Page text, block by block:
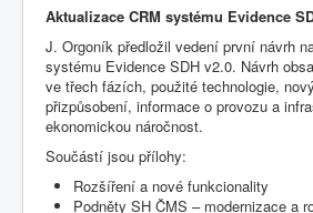
Aktualizace CRM systému Evidence
J. Orgoník předložil vedení první návrh
systému Evidence SDH v2.0. Návrh
ve třech fázích, použité technologie,
přizpůsobení, informace o provozu a
ekonomickou náročnost.
Součástí jsou přílohy:
Rozšíření a nové funkcionality
Podněty SH ČMS – modernizace a